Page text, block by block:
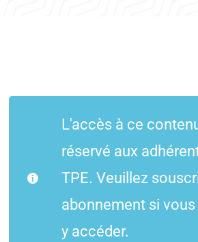
L'accès à ce
réservé aux
TPE. Veuillez
abonnement si
y accéder.